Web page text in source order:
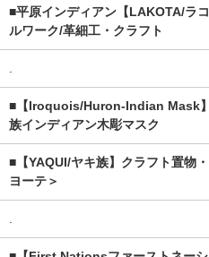
■平原インディアン【LAKOTA/ラ
ルワーク/革細工・クラフト
.
■【Iroquois/Huron-Indian Mask
族インディアン木彫マスク
■【YAQUI/ヤキ族】クラフト置物
ヨーテ＞
.